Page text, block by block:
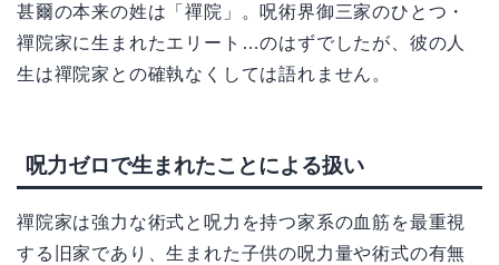
甚爾の本来の姓は「禪院」。呪術界御三家のひとつ・
禪院家に生まれたエリート…のはずでしたが、彼の人
生は禪院家との確執なくしては語れません。
呪力ゼロで生まれたことによる扱い
禪院家は強力な術式と呪力を持つ家系の血筋を最重視
する旧家であり、生まれた子供の呪力量や術式の有無